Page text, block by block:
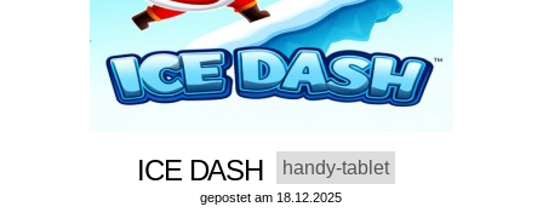
ICE DASH handy-tablet
gepostet am 18.12.2025